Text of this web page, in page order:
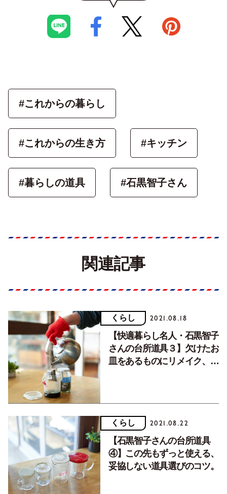
#これからの暮らし
#これからの生き方 #キッチン
#暮らしの道具 #石黒智子さん
関連記事
くらし 2021.08.18
【快適暮らし名人・石黒智子
さんの台所道具３】欠けたお
皿をあるものにリメイク、そ
くらし 2021.08.22
【石黒智子さんの台所道具
④】この先もずっと使える、
妥協しない道具選びのコツ。